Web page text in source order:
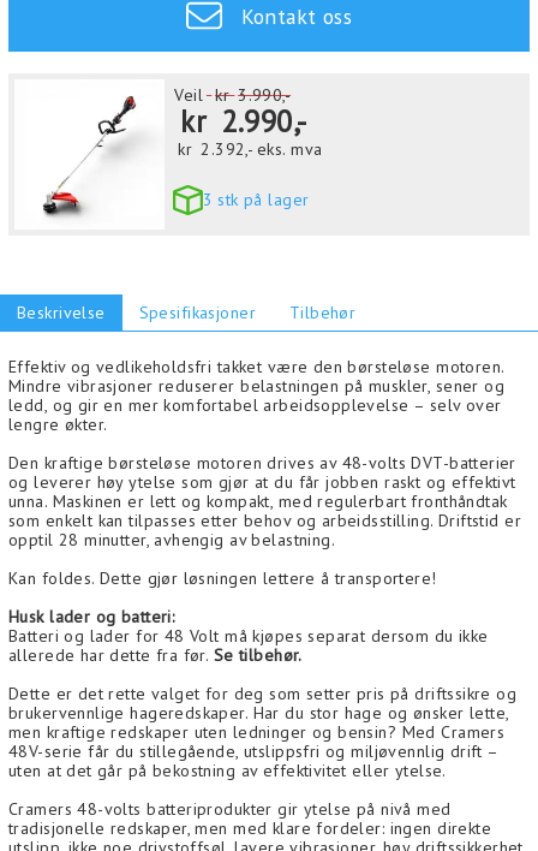
Kontakt oss
Veil kr3.990,-
kr 2.990,-
kr 2.392,- eks. mva
3 stk på lager
Beskrivelse Spesifikasjoner Tilbehør
Effektiv og vedlikeholdsfri takket være den børsteløse motoren.
Mindre vibrasjoner reduserer belastningen på muskler, sener og
ledd, og gir en mer komfortabel arbeidsopplevelse – selv over
lengre økter.
Den kraftige børsteløse motoren drives av 48-volts DVT-batterier
og leverer høy ytelse som gjør at du får jobben raskt og effektivt
unna. Maskinen er lett og kompakt, med regulerbart fronthåndtak
som enkelt kan tilpasses etter behov og arbeidsstilling. Driftstid er
opptil 28 minutter, avhengig av belastning.
Kan foldes. Dette gjør løsningen lettere å transportere!
Husk lader og batteri:
Batteri og lader for 48 Volt må kjøpes separat dersom du ikke
allerede har dette fra før. Se tilbehør.
Dette er det rette valget for deg som setter pris på driftssikre og
brukervennlige hageredskaper. Har du stor hage og ønsker lette,
men kraftige redskaper uten ledninger og bensin? Med Cramers
48V-serie får du stillegående, utslippsfri og miljøvennlig drift –
uten at det går på bekostning av effektivitet eller ytelse.
Cramers 48-volts batteriprodukter gir ytelse på nivå med
tradisjonelle redskaper, men med klare fordeler: ingen direkte